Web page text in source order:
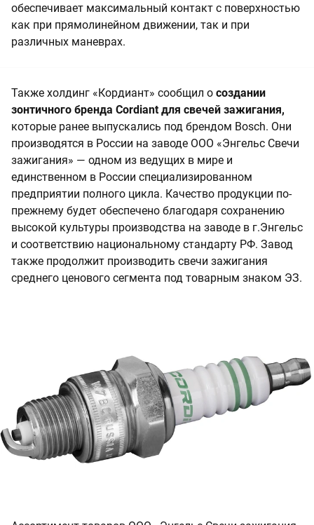
обеспечивает максимальный контакт с поверхностью
как при прямолинейном движении, так и при
различных маневрах.
Также холдинг «Кордиант» сообщил о создании
зонтичного бренда Cordiant для свечей зажигания,
которые ранее выпускались под брендом Bosch. Они
производятся в России на заводе ООО «Энгельс Свечи
зажигания» — одном из ведущих в мире и
единственном в России специализированном
предприятии полного цикла. Качество продукции по-
прежнему будет обеспечено благодаря сохранению
высокой культуры производства на заводе в г.Энгельс
и соответствию национальному стандарту РФ. Завод
также продолжит производить свечи зажигания
среднего ценового сегмента под товарным знаком ЭЗ.